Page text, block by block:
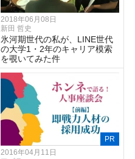
2018年06月08日
新田 哲史
氷河期世代の私が、LINE世代
の大学1・2年のキャリア模索
を覗いてみた件
2016年04月11日
PR